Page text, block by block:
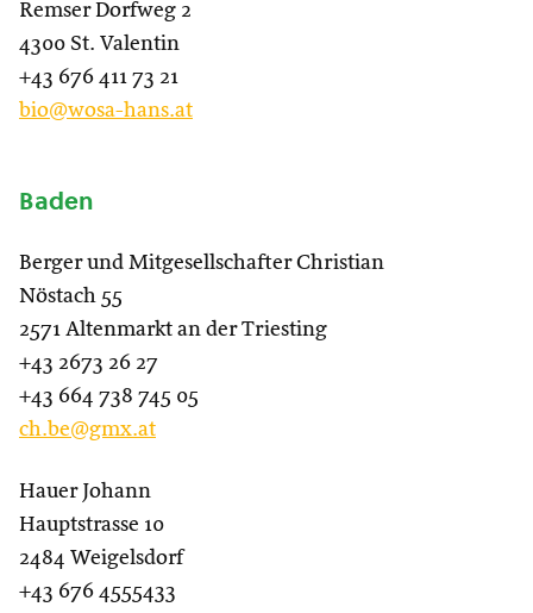
Remser Dorfweg 2
4300 St. Valentin
+43 676 411 73 21
bio@wosa-hans.at
Baden
Berger und Mitgesellschafter Christian
Nöstach 55
2571 Altenmarkt an der Triesting
+43 2673 26 27
+43 664 738 745 05
ch.be@gmx.at
Hauer Johann
Hauptstrasse 10
2484 Weigelsdorf
+43 676 4555433